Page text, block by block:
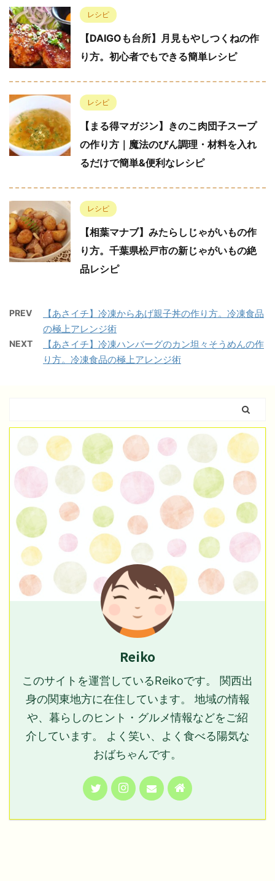
レシピ
【DAIGOも台所】月見もやしつくねの作
り方。初心者でもできる簡単レシピ
レシピ
【まる得マガジン】きのこ肉団子スープ
の作り方｜魔法のびん調理・材料を入れ
るだけで簡単&便利なレシピ
レシピ
【相葉マナブ】みたらしじゃがいもの作
り方。千葉県松戸市の新じゃがいもの絶
品レシピ
PREV
【あさイチ】冷凍からあげ親子丼の作り方。冷凍食品
の極上アレンジ術
NEXT
【あさイチ】冷凍ハンバーグのカン坦々そうめんの作
り方。冷凍食品の極上アレンジ術
Reiko
このサイトを運営しているReikoです。 関西出
身の関東地方に在住しています。 地域の情報
や、暮らしのヒント・グルメ情報などをご紹
介しています。 よく笑い、よく食べる陽気な
おばちゃんです。